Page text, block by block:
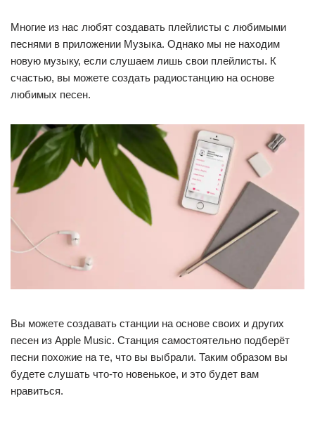
Многие из нас любят создавать плейлисты с любимыми
песнями в приложении Музыка. Однако мы не находим
новую музыку, если слушаем лишь свои плейлисты. К
счастью, вы можете создать радиостанцию на основе
любимых песен.
Вы можете создавать станции на основе своих и других
песен из Apple Music. Станция самостоятельно подберёт
песни похожие на те, что вы выбрали. Таким образом вы
будете слушать что-то новенькое, и это будет вам
нравиться.